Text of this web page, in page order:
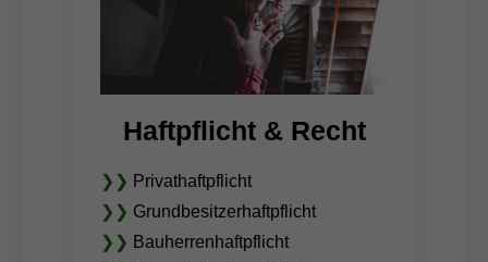
Haftpflicht & Recht
❯❯ Privathaftpflicht
❯❯ Grundbesitzerhaftpflicht
❯❯ Bauherrenhaftpflicht